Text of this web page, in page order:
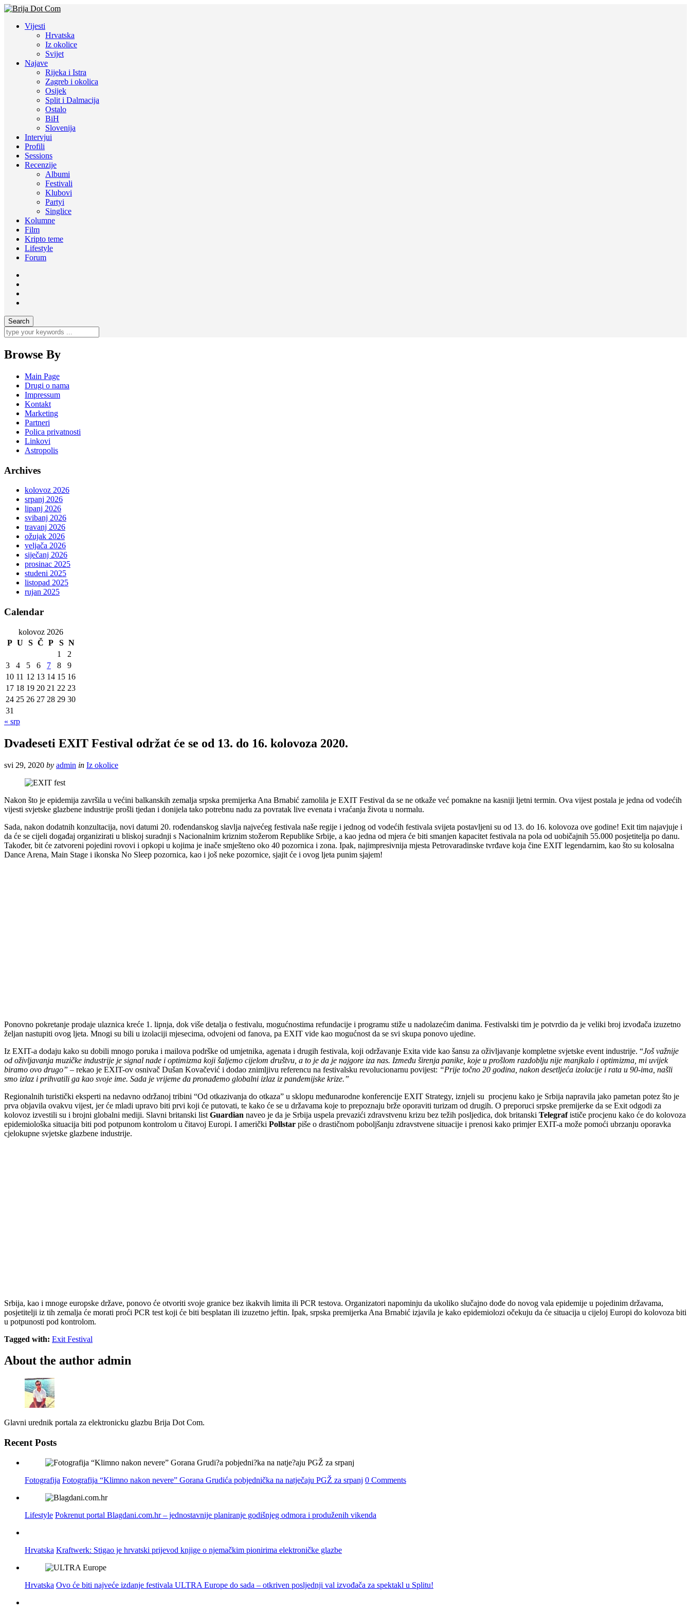
Vijesti
Hrvatska
Iz okolice
Svijet
Najave
Rijeka i Istra
Zagreb i okolica
Osijek
Split i Dalmacija
Ostalo
BiH
Slovenija
Intervjui
Profili
Sessions
Recenzije
Albumi
Festivali
Klubovi
Partyi
Singlice
Kolumne
Film
Kripto teme
Lifestyle
Forum
Browse By
Main Page
Drugi o nama
Impressum
Kontakt
Marketing
Partneri
Polica privatnosti
Linkovi
Astropolis
Archives
kolovoz 2026
srpanj 2026
lipanj 2026
svibanj 2026
travanj 2026
ožujak 2026
veljača 2026
siječanj 2026
prosinac 2025
studeni 2025
listopad 2025
rujan 2025
Calendar
kolovoz 2026
P U S Č P S N
1
2
3
4 5 6 7 8
9
10 11 12 13 14 15 16
17 18 19 20 21 22 23
24 25 26 27 28 29 30
31
« srp
Dvadeseti EXIT Festival održat će se od 13. do 16. kolovoza 2020.
svi 29, 2020 by admin in Iz okolice
Nakon što je epidemija završila u većini balkanskih zemalja srpska premijerka Ana Brnabić zamolila je EXIT Festival da se ne otkaže već pomakne na kasniji ljetni termin. Ova vijest postala je jedna od vodećih
vijesti svjetske glazbene industrije prošli tjedan i donijela tako potrebnu nadu za povratak live evenata i vraćanja života u normalu.
Sada, nakon dodatnih konzultacija, novi datumi 20. rođendanskog slavlja najvećeg festivala naše regije i jednog od vodećih festivala svijeta postavljeni su od 13. do 16. kolovoza ove godine! Exit tim najavjuje i
da će se cijeli događaj organizirati u bliskoj suradnji s Nacionalnim kriznim stožerom Republike Srbije, a kao jedna od mjera će biti smanjen kapacitet festivala na pola od uobičajnih 55.000 posjetitelja po danu.
Također, bit će zatvoreni pojedini rovovi i opkopi u kojima je inače smješteno oko 40 pozornica i zona. Ipak, najimpresivnija mjesta Petrovaradinske tvrđave koja čine EXIT legendarnim, kao što su kolosalna
Dance Arena, Main Stage i ikonska No Sleep pozornica, kao i još neke pozornice, sjajit će i ovog ljeta punim sjajem!
Ponovno pokretanje prodaje ulaznica kreće 1. lipnja, dok više detalja o festivalu, mogućnostima refundacije i programu stiže u nadolazećim danima. Festivalski tim je potvrdio da je veliki broj izvođača izuzetno
željan nastupiti ovog ljeta. Mnogi su bili u izolaciji mjesecima, odvojeni od fanova, pa EXIT vide kao mogućnost da se svi skupa ponovo ujedine.
Iz EXIT-a dodaju kako su dobili mnogo poruka i mailova podrške od umjetnika, agenata i drugih festivala, koji održavanje Exita vide kao šansu za oživljavanje kompletne svjetske event industrije. “Još važnije
od oživljavanja muzičke industrije je signal nade i optimizma koji šaljemo cijelom društvu, a to je da je najgore iza nas. Između širenja panike, koje u prošlom razdoblju nije manjkalo i optimizma, mi uvijek
biramo ovo drugo” – rekao je EXIT-ov osnivač Dušan Kovačević i dodao znimljivu referencu na festivalsku revolucionarnu povijest: “Prije točno 20 godina, nakon desetljeća izolacije i rata u 90-ima, našli
smo izlaz i prihvatili ga kao svoje ime. Sada je vrijeme da pronađemo globalni izlaz iz pandemijske krize.”
Regionalnih turistički eksperti na nedavno održanoj tribini “Od otkazivanja do otkaza” u sklopu međunarodne konferencije EXIT Strategy, iznjeli su procjenu kako je Srbija napravila jako pametan potez što je
prva objavila ovakvu vijest, jer će mladi upravo biti prvi koji će putovati, te kako će se u državama koje to prepoznaju brže oporaviti turizam od drugih. O preporuci srpske premijerke da se Exit odgodi za
kolovoz izvestili su i brojni globalni mediji. Slavni britanski list Guardian naveo je da je Srbija uspela prevazići zdravstvenu krizu bez težih posljedica, dok britanski Telegrafističe procjenu kako će do kolovoza
epidemiološka situacija biti pod potpunom kontrolom u čitavoj Europi. I američki Pollstar piše o drastičnom poboljšanju zdravstvene situacije i prenosi kako primjer EXIT-a može pomoći ubrzanju oporavka
cjelokupne svjetske glazbene industrije.
Srbija, kao i mnoge europske države, ponovo će otvoriti svoje granice bez ikakvih limita ili PCR testova. Organizatori napominju da ukoliko slučajno dođe do novog vala epidemije u pojedinim državama,
posjetitelji iz tih zemalja će morati proći PCR test koji će biti besplatan ili izuzetno jeftin. Ipak, srpska premijerka Ana Brnabić izjavila je kako epidemiolozi očekuju da će situacija u cijeloj Europi do kolovoza biti
u potpunosti pod kontrolom.
Tagged with: Exit Festival
About the author admin
Glavni urednik portala za elektronicku glazbu Brija Dot Com.
Recent Posts
Fotografija Fotografija “Klimno nakon nevere” Gorana Grudića pobjednička na natječaju PGŽ za srpanj 0 Comments
Lifestyle Pokrenut portal Blagdani.com.hr – jednostavnije planiranje godišnjeg odmora i produženih vikenda
Hrvatska Kraftwerk: Stigao je hrvatski prijevod knjige o njemačkim pionirima elektroničke glazbe
Hrvatska Ovo će biti najveće izdanje festivala ULTRA Europe do sada – otkriven posljednji val izvođača za spektakl u Splitu!